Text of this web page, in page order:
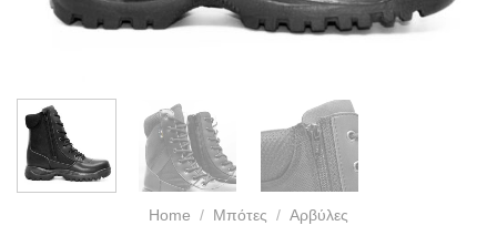
Home / Μπότες / Αρβύλες